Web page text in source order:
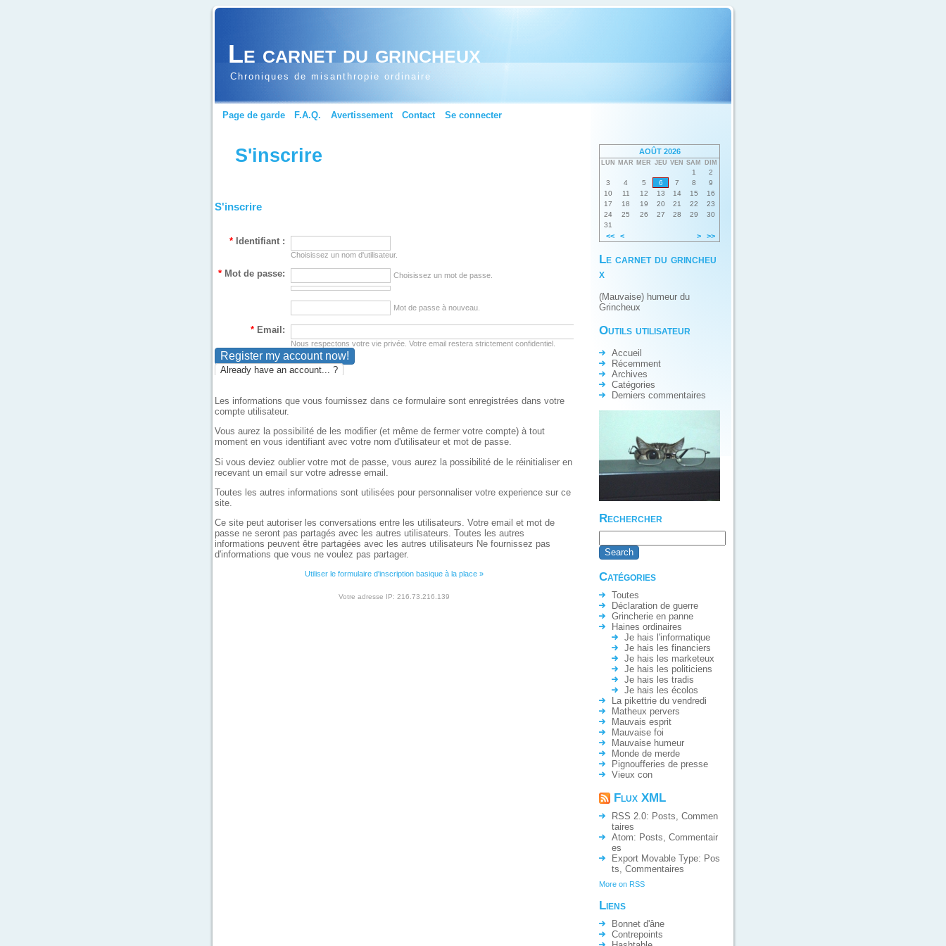
Le carnet du grincheux
Chroniques de misanthropie ordinaire
Page de garde F.A.Q. Avertissement Contact Se connecter
S'inscrire
S'inscrire
* Identifiant :
Choisissez un nom d'utilisateur.
* Mot de passe: Choisissez un mot de passe.
Mot de passe à nouveau.
* Email:
Nous respectons votre vie privée. Votre email restera strictement confidentiel.
Already have an account... ?
Les informations que vous fournissez dans ce formulaire sont enregistrées dans votre
compte utilisateur.
Vous aurez la possibilité de les modifier (et même de fermer votre compte) à tout
moment en vous identifiant avec votre nom d'utilisateur et mot de passe.
Si vous deviez oublier votre mot de passe, vous aurez la possibilité de le réinitialiser en
recevant un email sur votre adresse email.
Toutes les autres informations sont utilisées pour personnaliser votre experience sur ce
site.
Ce site peut autoriser les conversations entre les utilisateurs. Votre email et mot de
passe ne seront pas partagés avec les autres utilisateurs. Toutes les autres
informations peuvent être partagées avec les autres utilisateurs Ne fournissez pas
d'informations que vous ne voulez pas partager.
Utiliser le formulaire d'inscription basique à la place »
Votre adresse IP: 216.73.216.139
AOÛT 2026
LUN MAR MER JEU VEN SAM DIM
1
2
3
4 5 6 7 8
9
10
11 12 13 14 15
16
17
18 19 20 21 22
23
24
25 26 27 28 29
30
31
<< < > >>
Le carnet du grincheu
x
(Mauvaise) humeur du
Grincheux
Outils utilisateur
Accueil
Récemment
Archives
Catégories
Derniers commentaires
Rechercher
Catégories
Toutes
Déclaration de guerre
Grincherie en panne
Haines ordinaires
Je hais l'informatique
Je hais les financiers
Je hais les marketeux
Je hais les politiciens
Je hais les tradis
Je hais les écolos
La pikettrie du vendredi
Matheux pervers
Mauvais esprit
Mauvaise foi
Mauvaise humeur
Monde de merde
Pignoufferies de presse
Vieux con
Flux XML
RSS 2.0: Posts Commen
taires
Atom: Posts Commentair
es
Export Movable Type: Pos
ts Commentaires
More on RSS
Liens
Bonnet d'âne
Contrepoints